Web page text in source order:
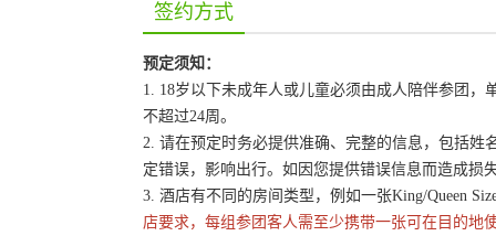
签约方式
预定须知：
1. 18岁以下未成年人或儿童必须由成人陪伴参团
不超过24周。
2. 请在预定时务必提供准确、完整的信息，包括
定错误，影响出行。如因您提供错误信息而造成损
3. 酒店有不同的房间类型，例如一张King/Queen
店要求，每组参团客人需至少携带一张可在目的地